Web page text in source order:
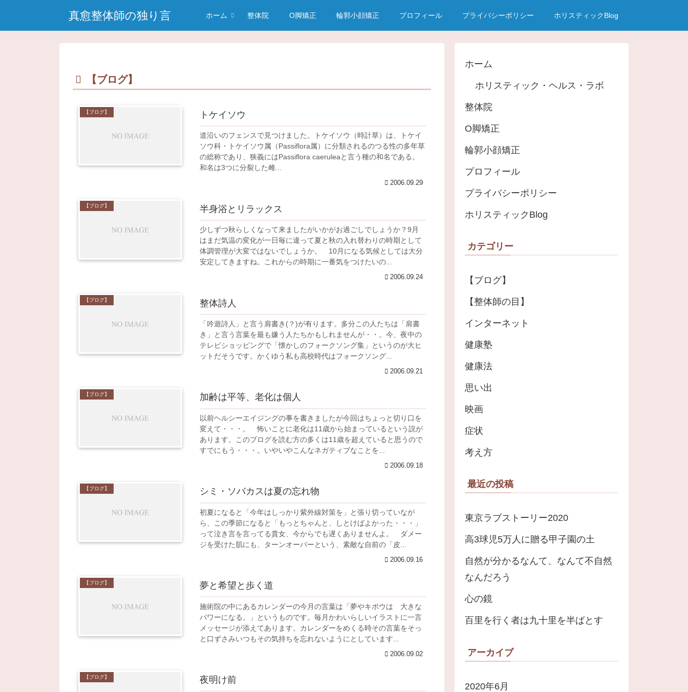
真愈整体師の独り言 ホーム 整体院 O脚矯正 輪郭小顔矯正 プロフィール プライバシーポリシー ホリスティックBlog
【ブログ】
【ブログ】 トケイソウ
道沿いのフェンスで見つけました。トケイソウ（時計草）は、トケイ
ソウ科・トケイソウ属（Passiflora属）に分類されるのつる性の多年草
の総称であり、狭義にはPassiflora caeruleaと言う種の和名である。
和名は3つに分裂した雌...
2006.09.29
【ブログ】 半身浴とリラックス
少しずつ秋らしくなって来ましたがいかがお過ごしでしょうか？9月
はまだ気温の変化が一日毎に違って夏と秋の入れ替わりの時期として
体調管理が大変ではないでしょうか。 10月になる気候としては大分
安定してきますね。これからの時期に一番気をつけたいの...
2006.09.24
【ブログ】 整体詩人
「吟遊詩人」と言う肩書き(？)が有ります。多分この人たちは「肩書
き」と言う言葉を最も嫌う人たちかもしれませんが・・。今、夜中の
テレビショッピングで「懐かしのフォークソング集」というのが大ヒ
ットだそうです。かくゆう私も高校時代はフォークソング...
2006.09.21
【ブログ】 加齢は平等、老化は個人
以前ヘルシーエイジングの事を書きましたが今回はちょっと切り口を
変えて・・・。 怖いことに老化は11歳から始まっているという説が
あります。このブログを読む方の多くは11歳を超えていると思うので
すでにもう・・・。いやいやこんなネガティブなことを...
2006.09.18
【ブログ】 シミ・ソバカスは夏の忘れ物
初夏になると「今年はしっかり紫外線対策を」と張り切っていなが
ら、この季節になると「もっとちゃんと、しとけばよかった・・・」
って泣き言を言ってる貴女、今からでも遅くありませんよ。 ダメー
ジを受けた肌にも、ターンオーバーという、素敵な自前の「皮...
2006.09.16
【ブログ】 夢と希望と歩く道
施術院の中にあるカレンダーの今月の言葉は「夢やキボウは 大きな
パワーになる。」というものです。毎月かわいらしいイラストに一言
メッセージが添えてあります。カレンダーをめくる時その言葉をそっ
と口ずさみいつもその気持ちを忘れないようにとしています...
2006.09.02
【ブログ】 夜明け前
ホーム
ホリスティック・ヘルス・ラボ
整体院
O脚矯正
輪郭小顔矯正
プロフィール
プライバシーポリシー
ホリスティックBlog
カテゴリー
【ブログ】
【整体師の目】
インターネット
健康塾
健康法
思い出
映画
症状
考え方
最近の投稿
東京ラブストーリー2020
高3球児5万人に贈る甲子園の土
自然が分かるなんて、なんて不自然
なんだろう
心の鏡
百里を行く者は九十里を半ばとす
アーカイブ
2020年6月